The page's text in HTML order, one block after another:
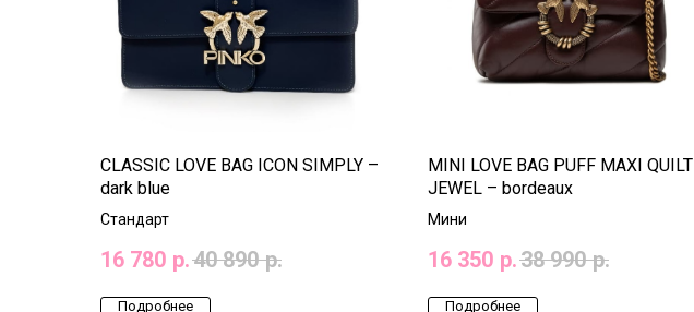
CLASSIC LOVE BAG ICON SIMPLY –
dark blue
Стандарт
16 780 р.40 890 р.
Подробнее
MINI LOVE BAG PUFF MAXI QUILT
JEWEL – bordeaux
Мини
16 350 р.38 990 р.
Подробнее